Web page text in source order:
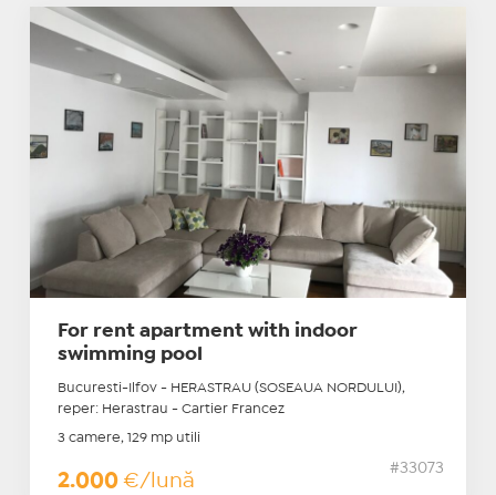
For rent apartment with indoor
swimming pool
Bucuresti-Ilfov - HERASTRAU (SOSEAUA NORDULUI),
reper: Herastrau - Cartier Francez
3 camere, 129 mp utili
2.000 €/lună
#33073